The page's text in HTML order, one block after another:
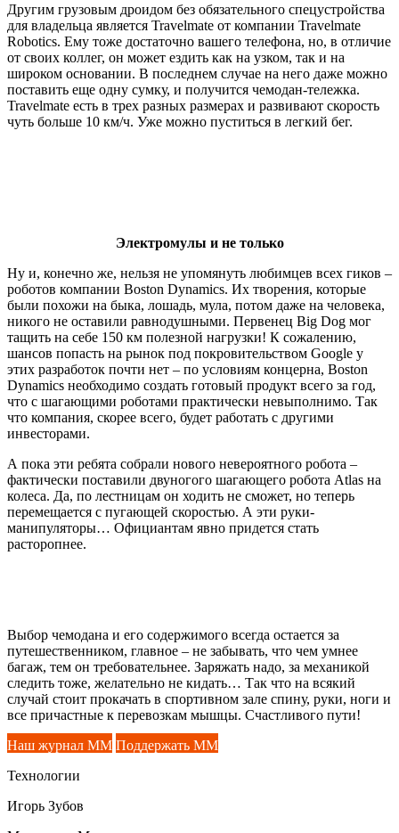
Другим грузовым дроидом без обязательного спецустройства
для владельца является Travelmate от компании Travelmate
Robotics. Ему тоже достаточно вашего телефона, но, в отличие
от своих коллег, он может ездить как на узком, так и на
широком основании. В последнем случае на него даже можно
поставить еще одну сумку, и получится чемодан-тележка.
Travelmate есть в трех разных размерах и развивают скорость
чуть больше 10 км/ч. Уже можно пуститься в легкий бег.
Электромулы и не только
Ну и, конечно же, нельзя не упомянуть любимцев всех гиков –
роботов компании Boston Dynamics. Их творения, которые
были похожи на быка, лошадь, мула, потом даже на человека,
никого не оставили равнодушными. Первенец Big Dog мог
тащить на себе 150 км полезной нагрузки! К сожалению,
шансов попасть на рынок под покровительством Google у
этих разработок почти нет – по условиям концерна, Boston
Dynamics необходимо создать готовый продукт всего за год,
что с шагающими роботами практически невыполнимо. Так
что компания, скорее всего, будет работать с другими
инвесторами.
А пока эти ребята собрали нового невероятного робота –
фактически поставили двуногого шагающего робота Atlas на
колеса. Да, по лестницам он ходить не сможет, но теперь
перемещается с пугающей скоростью. А эти руки-
манипуляторы… Официантам явно придется стать
расторопнее.
Выбор чемодана и его содержимого всегда остается за
путешественником, главное – не забывать, что чем умнее
багаж, тем он требовательнее. Заряжать надо, за механикой
следить тоже, желательно не кидать… Так что на всякий
случай стоит прокачать в спортивном зале спину, руки, ноги и
все причастные к перевозкам мышцы. Счастливого пути!
Наш журнал ММ Поддержать ММ
Технологии
Игорь Зубов